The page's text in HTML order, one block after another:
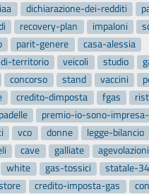
dichiarazione-dei-redditi
recovery-plan impaloni
parit-genere
casa-alessia
territorio
veicoli studio
concorso stand vaccini
credito-dimposta fgas
premio-io-sono-
vco donne legge-bilancio
cave galliate agevolazioni
white gas-tossici
statale-34
credito-imposta-gas